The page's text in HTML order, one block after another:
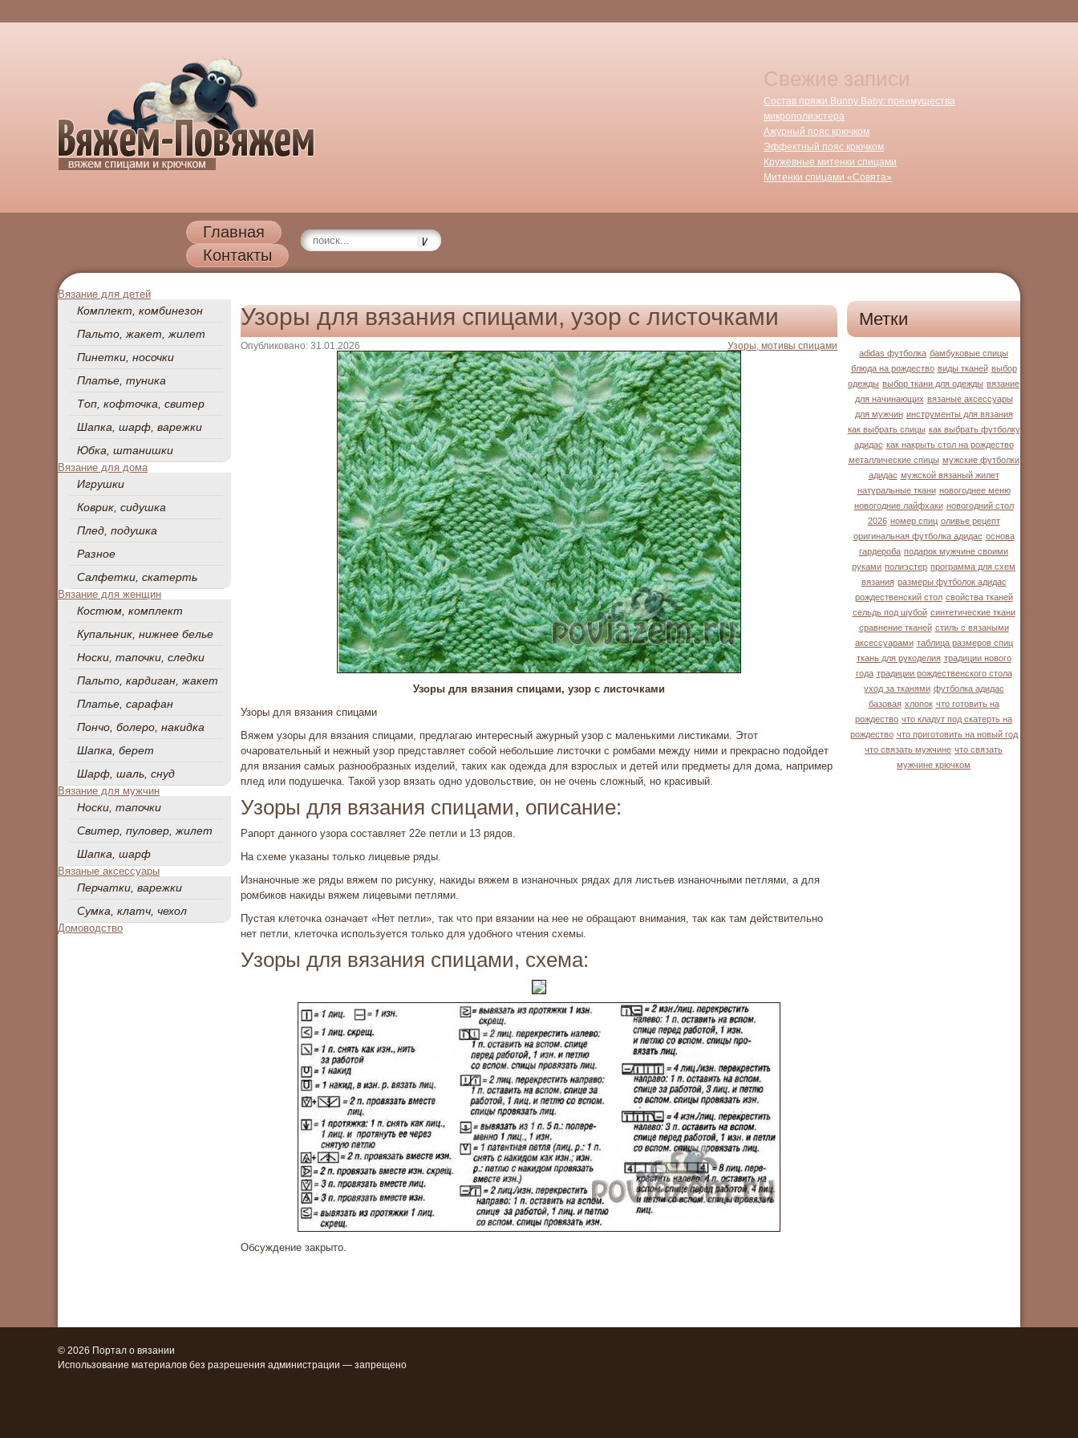
Свежие записи
Состав пряжи Bunny Baby: преимущества
микрополиэстера
Ажурный пояс крючком
Эффектный пояс крючком
Кружевные митенки спицами
Митенки спицами «Совята»
Главная
Контакты
Вязание для детей
Комплект, комбинезон
Пальто, жакет, жилет
Пинетки, носочки
Платье, туника
Топ, кофточка, свитер
Шапка, шарф, варежки
Юбка, штанишки
Вязание для дома
Игрушки
Коврик, сидушка
Плед, подушка
Разное
Салфетки, скатерть
Вязание для женщин
Костюм, комплект
Купальник, нижнее белье
Носки, тапочки, следки
Пальто, кардиган, жакет
Платье, сарафан
Пончо, болеро, накидка
Шапка, берет
Шарф, шаль, снуд
Вязание для мужчин
Носки, тапочки
Свитер, пуловер, жилет
Шапка, шарф
Вязаные аксессуары
Перчатки, варежки
Сумка, клатч, чехол
Домоводство
Узоры для вязания спицами, узор с листочками
Опубликовано: 31.01.2026 Узоры, мотивы спицами
Узоры для вязания спицами, узор с листочками
Узоры для вязания спицами
Вяжем узоры для вязания спицами, предлагаю интересный ажурный узор с маленькими листиками. Этот
очаровательный и нежный узор представляет собой небольшие листочки с ромбами между ними и прекрасно подойдет
для вязания самых разнообразных изделий, таких как одежда для взрослых и детей или предметы для дома, например
плед или подушечка. Такой узор вязать одно удовольствие, он не очень сложный, но красивый.
Узоры для вязания спицами, описание:
Рапорт данного узора составляет 22е петли и 13 рядов.
На схеме указаны только лицевые ряды.
Изнаночные же ряды вяжем по рисунку, накиды вяжем в изнаночных рядах для листьев изнаночными петлями, а для
ромбиков накиды вяжем лицевыми петлями.
Пустая клеточка означает «Нет петли», так что при вязании на нее не обращают внимания, так как там действительно
нет петли, клеточка используется только для удобного чтения схемы.
Узоры для вязания спицами, схема:
Обсуждение закрыто.
Метки
adidas футболка бамбуковые спицы
блюда на рождество виды тканей выбор
одежды выбор ткани для одежды вязание
для начинающих вязаные аксессуары
для мужчин инструменты для вязания
как выбрать спицы как выбрать футболку
адидас как накрыть стол на рождество
металлические спицы мужские футболки
адидас мужской вязаный жилет
натуральные ткани новогоднее меню
новогодние лайфхаки новогодний стол
2026 номер спиц оливье рецепт
оригинальная футболка адидас основа
гардероба подарок мужчине своими
руками полиэстер программа для схем
вязания размеры футболок адидас
рождественский стол свойства тканей
сельдь под шубой синтетические ткани
сравнение тканей стиль с вязаными
аксессуарами таблица размеров спиц
ткань для рукоделия традиции нового
года традиции рождественского стола
уход за тканями футболка адидас
базовая хлопок что готовить на
рождество что кладут под скатерть на
рождество что приготовить на новый год
что связать мужчине что связать
мужчине крючком
© 2026 Портал о вязании
Использование материалов без разрешения администрации — запрещено